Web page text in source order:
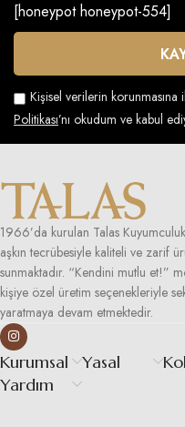
[honeypot honeypot-554]
Kişisel verilerin korunmasına
Politikası’nı okudum ve kabul
1966’da kurulan Talas
aşkın tecrübesiyle kaliteli ve zarif
sunmaktadır. “Kendini mutlu et!”
kişiye özel üretim seçenekleriyle
yaratmaya devam etmektedir.
Kurumsal
Yardım
Yasal